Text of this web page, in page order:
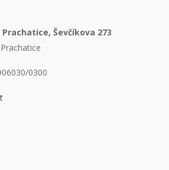
Ševčíkova 273
0300